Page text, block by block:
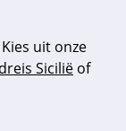
uit onze
Sicilië of